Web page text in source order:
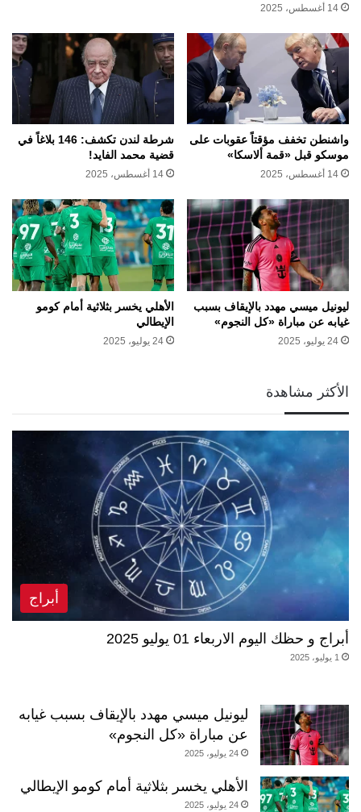
14 أغسطس، 2025
واشنطن تخفف مؤقتاً عقوبات على
موسكو قبل «قمة ألاسكا»
14 أغسطس، 2025
شرطة لندن تكشف: 146 بلاغاً في
قضية محمد الفايد!
14 أغسطس، 2025
ليونيل ميسي مهدد بالإيقاف بسبب
غيابه عن مباراة «كل النجوم»
24 يوليو، 2025
الأهلي يخسر بثلاثية أمام كومو
الإيطالي
24 يوليو، 2025
الأكثر مشاهدة
أبراج
أبراج و حظك اليوم الاربعاء 01 يوليو 2025
1 يوليو، 2025
ليونيل ميسي مهدد بالإيقاف بسبب غيابه
عن مباراة «كل النجوم»
24 يوليو، 2025
الأهلي يخسر بثلاثية أمام كومو الإيطالي
24 يوليو، 2025